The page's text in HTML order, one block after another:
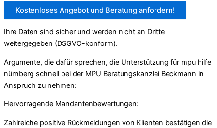
Kostenloses Angebot und Beratung anfordern!
Ihre Daten sind sicher und werden nicht an Dritte
weitergegeben (DSGVO-konform).
Argumente, die dafür sprechen, die Unterstützung für mpu hilfe
nürnberg schnell bei der MPU Beratungskanzlei Beckmann in
Anspruch zu nehmen:
Hervorragende Mandantenbewertungen:
Zahlreiche positive Rückmeldungen von Klienten bestätigen die